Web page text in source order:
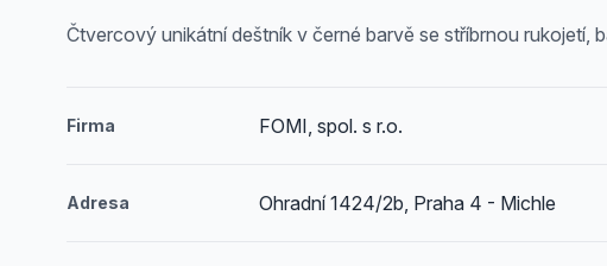
Čtvercový unikátní deštník v černé barvě se stříbrnou rukojetí,
Firma FOMI, spol. s r.o.
Adresa Ohradní 1424/2b, Praha 4 - Michle